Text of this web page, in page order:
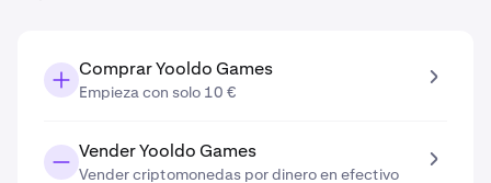
Comprar Yooldo Games
Empieza con solo 10 €
Vender Yooldo Games
Vender criptomonedas por dinero en efectivo